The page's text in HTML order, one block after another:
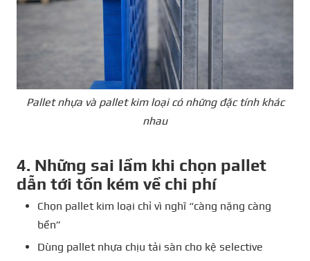
Pallet nhựa và pallet kim loại có những đặc tính khác
nhau
4. Những sai lầm khi chọn pallet
dẫn tới tốn kém về chi phí
Chọn pallet kim loại chỉ vì nghĩ “càng nặng càng
bền”
Dùng pallet nhựa chịu tải sàn cho kệ selective